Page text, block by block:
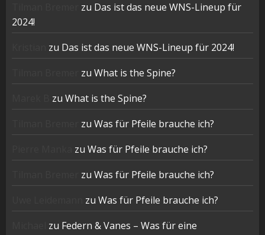
zu Das ist das neue WNS-Lineup für
2024!
zu Das ist das neue WNS-Lineup für 2024!
zu What is the Spine?
zu What is the Spine?
zu Was für Pfeile brauche ich?
zu Was für Pfeile brauche ich?
zu Was für Pfeile brauche ich?
zu Was für Pfeile brauche ich?
zu Federn & Vanes – Was für eine